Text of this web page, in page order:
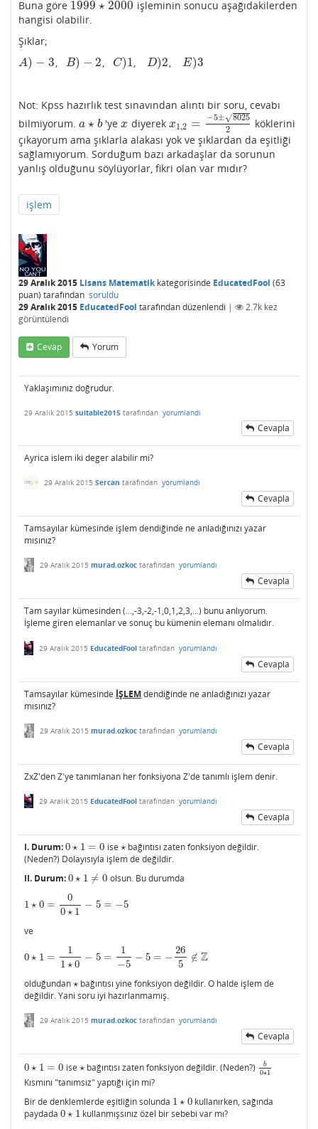
Buna göre 1999 ⋆ 2000
1999⋆2000
işleminin sonucu aşağıdakilerden
hangisi olabilir.
Şıklar;
A) − 3
A)− 3 , B) − 2
B)− 2 , C)1
C)1 ,D)2
D)2 ,E)3
E)3
Not: Kpss hazırlık test sınavından alıntı bir soru, cevabı
bilmiyorum. a ⋆ b
a⋆b 'yex
x diyerek x1 ,2 = −5± 8025
√
2
x1 2 =−5 ±80252
köklerini
çıkayorum ama şıklarla alakası yok ve şıklardan da eşitliği
sağlamıyorum. Sorduğum bazı arkadaşlar da sorunun
yanlış olduğunu söylüyorlar, fikri olan var mıdır?
işlem
29 Aralık 2015 Lisans Matematikkategorisinde EducatedFool (63
puan) tarafından soruldu
29 Aralık 2015 EducatedFool tarafındandüzenlendi | 2.7k kez
görüntülendi
Cevap Yorum
Yaklaşımınız doğrudur.
29 Aralık 2015 suitable2015 tarafından yorumlandı
Cevapla
Ayrica islem iki deger alabilir mi?
29 Aralık 2015 Sercan tarafından yorumlandı
Cevapla
Tamsayılar kümesinde işlem dendiğinde ne anladığınızı yazar
mısınız?
29 Aralık 2015 murad.ozkoc tarafından yorumlandı
Cevapla
Tam sayılar kümesinden (...,-3,-2,-1,0,1,2,3,...) bunu anlıyorum.
İşleme giren elemanlar ve sonuç bu kümenin elemanı olmalıdır.
29 Aralık 2015 EducatedFool tarafından yorumlandı
Cevapla
Tamsayılar kümesinde İŞLEMdendiğinde ne anladığınızı yazar
mısınız?
29 Aralık 2015 murad.ozkoc tarafından yorumlandı
Cevapla
ZxZ'den Z'ye tanımlanan her fonksiyona Z'de tanımlı işlem denir.
29 Aralık 2015 EducatedFool tarafından yorumlandı
Cevapla
I. Durum:0⋆ 1 = 0
0⋆1 = 0 ise ⋆
⋆bağıntısı zaten fonksiyon değildir.
(Neden?) Dolayısıyla işlem de değildir.
II. Durum:0⋆ 1 ≠ 0
0⋆1 ≠ 0 olsun. Bu durumda
1⋆ 0 =
0
0 ⋆ 1
− 5 = −5
1⋆0 =00⋆1 −5 =−5
ve
0⋆ 1 =
1
1 ⋆0
− 5 =
1
−5
− 5 = −
26
5
∉ Z
0⋆1=1 1⋆ 0− 5= 1−5− 5= −265 ∉Z
olduğundan⋆
⋆ bağıntısı yine fonksiyon değildir. O halde işlem de
değildir. Yani soru iyi hazırlanmamış.
29 Aralık 2015 murad.ozkoc tarafından yorumlandı
Cevapla
0⋆ 1 = 0
0⋆1 = 0 ise ⋆
⋆bağıntısı zaten fonksiyon değildir. (Neden?) b
0⋆1
b0⋆
Kısmını "tanımsız" yaptığı için mi?
Bir de denklemlerde eşitliğin solunda 1⋆ 0
1⋆0 kullanırken, sağında
paydada 0⋆ 1
0⋆1 kullanmışsınız özel bir sebebi var mı?